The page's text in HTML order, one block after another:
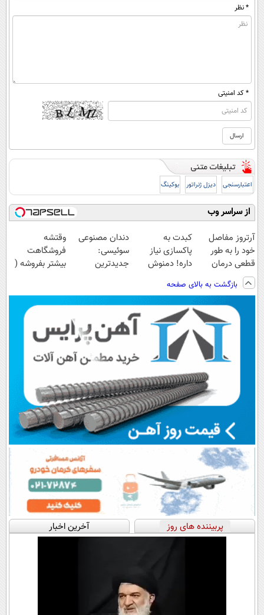
* نظر
* کد امنیتی
اعتبارسنجی دیزل ژنراتور بوکینگ
از سراسر وب
آرتروز مفاصل
خود را به طور
قطعی درمان
کنید!
◗پرسش‌نامه◖
کبدت به
پاکسازی نیاز
داره! دمنوش
کبد55%تخفیف
دندان مصنوعی
سوئیسی:
جدیدترین
پرداخت قسطی
وقتشه
فروشگاهت
بیشتر بفروشه (
بازگشت به بالای صفحه
پربیننده های روز آخرین اخبار